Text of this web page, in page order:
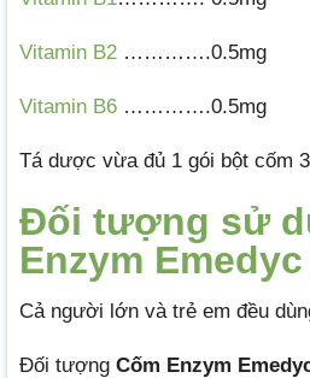
Vitamin B2 ………….0.5mg
Vitamin B6 ………….0.5mg
Tá dược vừa đủ 1 gói bột cốm
Đối tượng sử
Enzym
Cả người lớn và trẻ em đều
Đối tượng Cốm Enzym